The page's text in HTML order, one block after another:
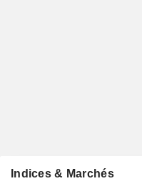
Indices & Marchés